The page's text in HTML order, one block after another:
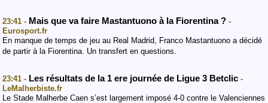
23:41 - Mais que va faire Mastantuono à la Fiorentina ? -
Eurosport.fr
En manque de temps de jeu au Real Madrid, Franco Mastantuono a décidé
de partir à la Fiorentina. Un transfert en questions.
23:41 - Les résultats de la 1 ere journée de Ligue 3 Betclic -
LeMalherbiste.fr
Le Stade Malherbe Caen s’est largement imposé 4-0 contre le Valenciennes